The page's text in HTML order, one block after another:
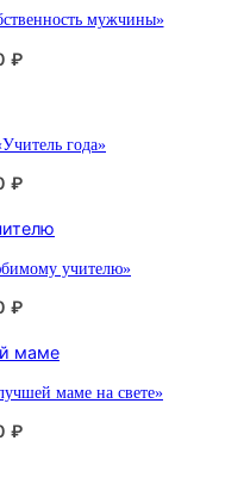
мужчины»
₽
года»
₽
учителю»
₽
маме на свете»
₽